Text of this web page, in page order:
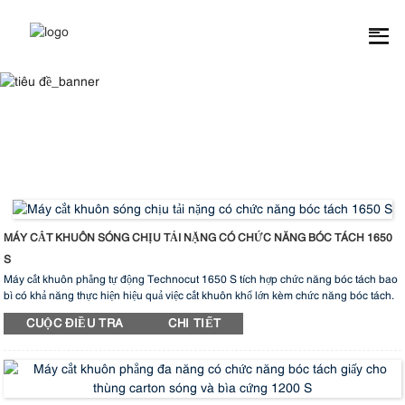
MÁY CẮT KHUÔN SÓNG CHỊU TẢI NẶNG CÓ CHỨC NĂNG BÓC TÁCH 1650
S
Máy cắt khuôn phẳng tự động Technocut 1650 S tích hợp chức năng bóc tách bao
bì có khả năng thực hiện hiệu quả việc cắt khuôn khổ lớn kèm chức năng bóc tách.
Thiết bị này sở hữu độ chính xác và tốc độ cao vượt trội, vận hành dễ dàng, thiết lập
nhanh chóng, độ bền cao và tính ổn định tuyệt vời. Đội ngũ R&D chuyên nghiệp
Những tính năng độc đáo này làm cho TechnoCut 1650 S trở thành lựa chọn
hàng đầu, mang đến sự hỗ trợ đáng tin cậy cho nhu cầu sản xuất của bạn.
Hơn nữa, thiết bị này nổi bật với hiệu suất sản xuất cao, tính linh hoạt, khả năng cắt
CUỘC ĐIỀU TRA CHI TIẾT